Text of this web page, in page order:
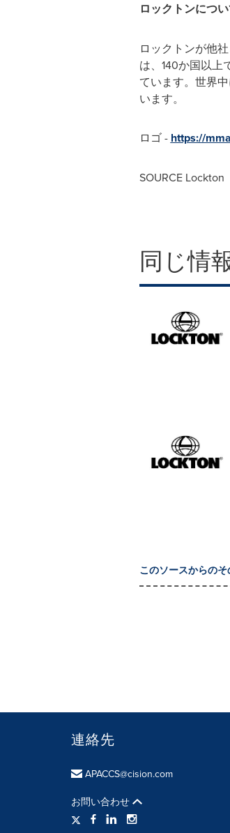
ロックトンにつ
ロックトンが他
は、140か国以上
ています。世界
います。
ロゴ - https://
SOURCE Lockton
同じ情
このソースからの
連絡先
APACCS@cision.com
お問い合わせ